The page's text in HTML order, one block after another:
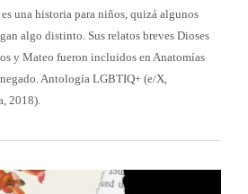
una historia para niños, quizá algunos
algo distinto. Sus relatos breves Dioses
y Mateo fueron incluidos en Anatomías
Antología LGBTIQ+ (e/X,
2018).